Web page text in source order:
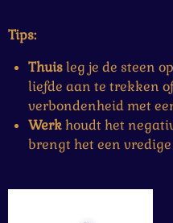
Tips:
Thuisleg je de steen
liefde aan te trekken
verbondenheid met
Werkhoudt het
brengt het een